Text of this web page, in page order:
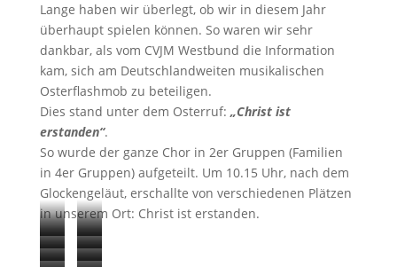
Lange haben wir überlegt, ob wir in diesem Jahr
überhaupt spielen können. So waren wir sehr
dankbar, als vom CVJM Westbund die Information
kam, sich am Deutschlandweiten musikalischen
Osterflashmob zu beteiligen.
Dies stand unter dem Osterruf: „Christ ist
erstanden“.
So wurde der ganze Chor in 2er Gruppen (Familien
in 4er Gruppen) aufgeteilt. Um 10.15 Uhr, nach dem
Glockengeläut, erschallte von verschiedenen Plätzen
in unserem Ort: Christ ist erstanden.
Ostern
2020
Ostern
2020
Ostern Ostern